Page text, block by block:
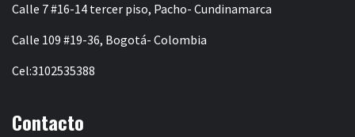
Calle 7 #16-14 tercer piso, Pacho- Cundinamarca
Calle 109 #19-36, Bogotá- Colombia
Cel:3102535388
Contacto